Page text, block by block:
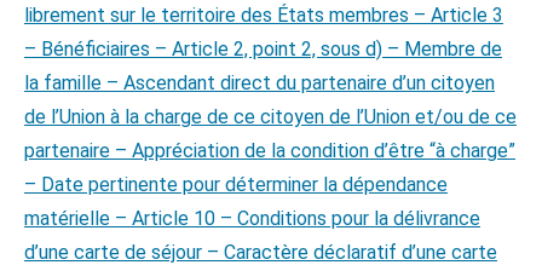
librement sur le territoire des États membres – Article 3
– Bénéficiaires – Article 2, point 2, sous d) – Membre de
la famille – Ascendant direct du partenaire d’un citoyen
de l’Union à la charge de ce citoyen de l’Union et/ou de ce
partenaire – Appréciation de la condition d’être “à charge”
– Date pertinente pour déterminer la dépendance
matérielle – Article 10 – Conditions pour la délivrance
d’une carte de séjour – Caractère déclaratif d’une carte